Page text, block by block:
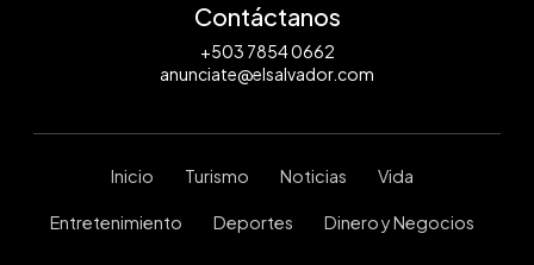
Contáctanos
+503 7854 0662
anunciate@elsalvador.com
Inicio Turismo Noticias Vida
Entretenimiento Deportes Dinero y Negocios